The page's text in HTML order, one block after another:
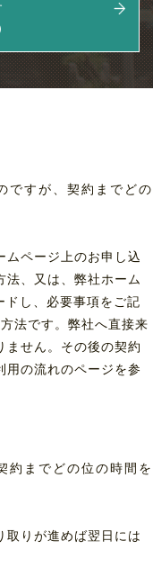
ですが、契約までどの
ムページ上のお申し込
法、又は、弊社ホーム
ドし、必要事項をご記
法です。弊社へ直接来
ません。その後の契約
用の流れのページを参
約までどの位の時間を
取りが進めば翌日には